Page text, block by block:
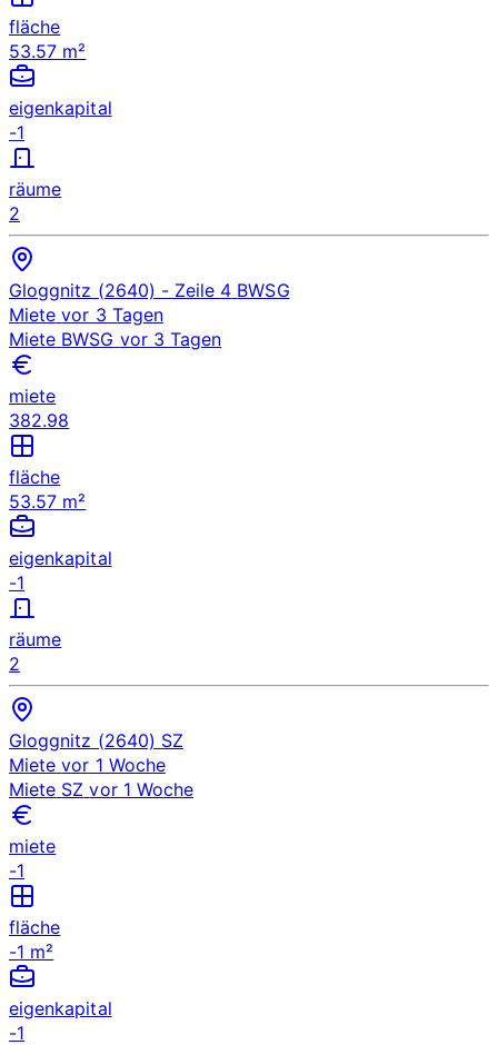
fläche
53.57 m²
eigenkapital
-1
räume
2
Gloggnitz (2640) - Zeile 4 BWSG
Miete vor 3 Tagen
Miete BWSG vor 3 Tagen
miete
382.98
fläche
53.57 m²
eigenkapital
-1
räume
2
Gloggnitz (2640) SZ
Miete vor 1 Woche
Miete SZ vor 1 Woche
miete
-1
fläche
-1 m²
eigenkapital
-1